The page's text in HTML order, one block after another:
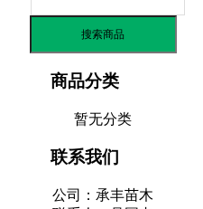
商品分类
暂无分类
联系我们
公司： 承丰苗木